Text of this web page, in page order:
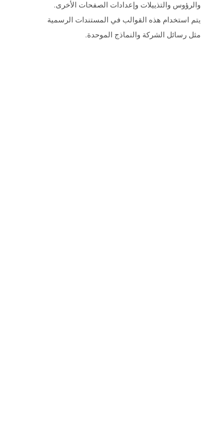
والرؤوس والتذييلات وإعدادات الصفحات الأخرى.
يتم استخدام هذه القوالب في المستندات الرسمية
مثل رسائل الشركة والنماذج الموحدة.